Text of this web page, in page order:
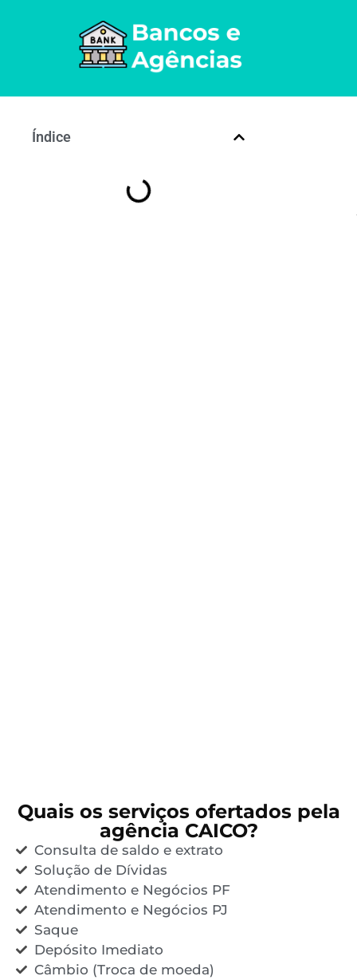
Índice
Quais os serviços ofertados pela
agência CAICO?
Consulta de saldo e extrato
Solução de Dívidas
Atendimento e Negócios PF
Atendimento e Negócios PJ
Saque
Depósito Imediato
Câmbio (Troca de moeda)